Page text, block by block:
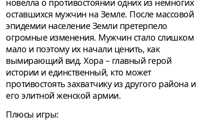
новелла о противостоянии одних из немногих
оставшихся мужчин на Земле. После массовой
эпидемии население Земли претерпело
огромные изменения. Мужчин стало слишком
мало и поэтому их начали ценить, как
вымирающий вид. Хора – главный герой
истории и единственный, кто может
противостоять захватчику из другого района и
его элитной женской армии.
Плюсы игры: